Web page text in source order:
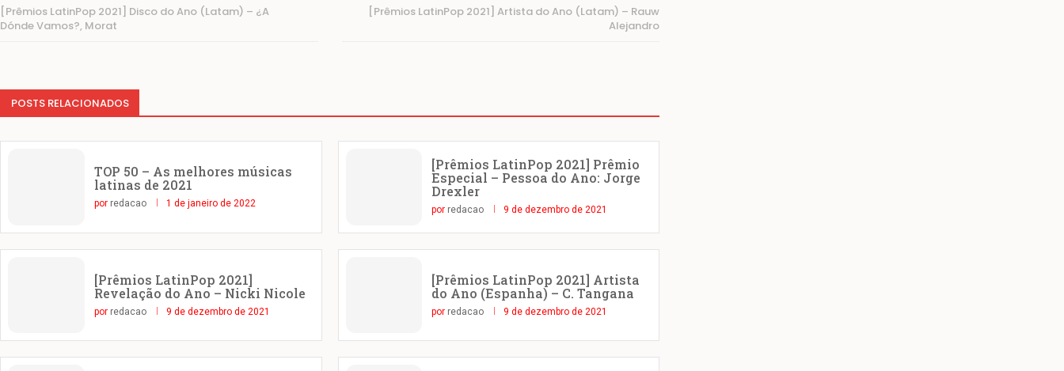
[Prêmios LatinPop 2021] Disco do Ano (Latam) – ¿A
Dónde Vamos?, Morat
[Prêmios LatinPop 2021] Artista do Ano (Latam) – Rauw
Alejandro
POSTS RELACIONADOS
TOP 50 – As melhores músicas
latinas de 2021
por redacao 1 de janeiro de 2022
[Prêmios LatinPop 2021] Prêmio
Especial – Pessoa do Ano: Jorge
Drexler
por redacao 9 de dezembro de 2021
[Prêmios LatinPop 2021]
Revelação do Ano – Nicki Nicole
por redacao 9 de dezembro de 2021
[Prêmios LatinPop 2021] Artista
do Ano (Espanha) – C. Tangana
por redacao 9 de dezembro de 2021